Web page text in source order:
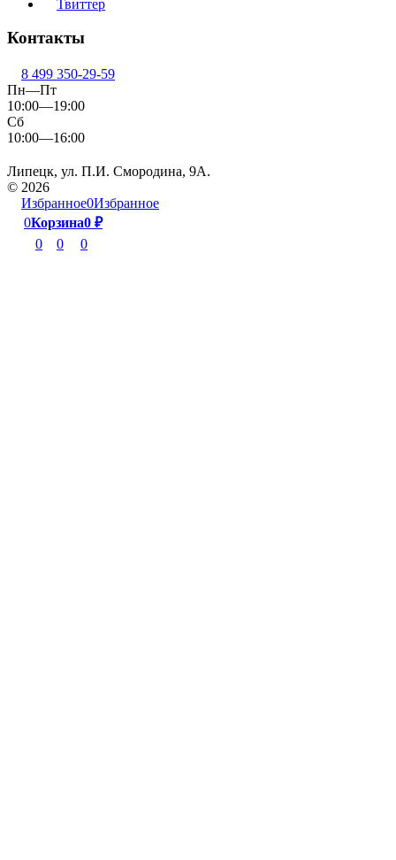
Твиттер
Контакты
8 499 350-29-59
Пн—Пт
10:00—19:00
Сб
10:00—16:00
Липецк, ул. П.И. Смородина, 9А.
© 2026
Избранное0Избранное
0Корзина0 ₽
0
0 0